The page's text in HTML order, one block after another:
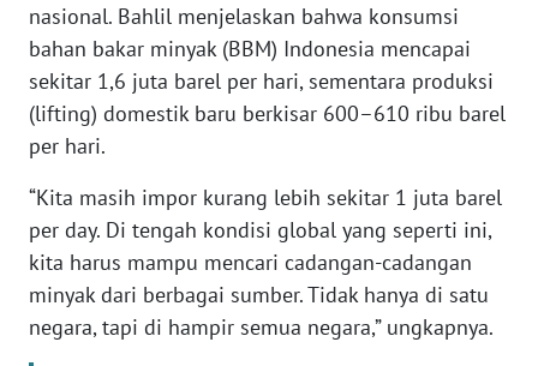
nasional. Bahlil menjelaskan bahwa konsumsi
bahan bakar minyak (BBM) Indonesia mencapai
sekitar 1,6 juta barel per hari, sementara produksi
(lifting) domestik baru berkisar 600–610 ribu barel
per hari.
“Kita masih impor kurang lebih sekitar 1 juta barel
per day. Di tengah kondisi global yang seperti ini,
kita harus mampu mencari cadangan-cadangan
minyak dari berbagai sumber. Tidak hanya di satu
negara, tapi di hampir semua negara,” ungkapnya.
WN
JABAR
WN
BANTEN
WN
NTT
WN
KEPRI